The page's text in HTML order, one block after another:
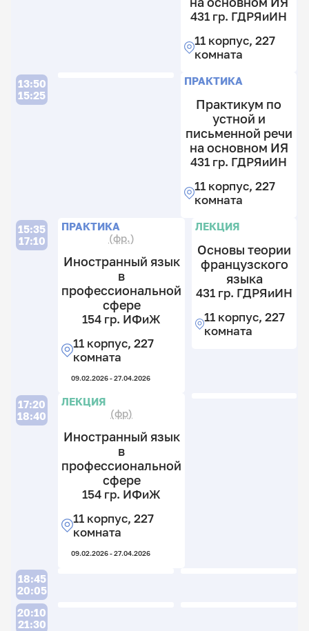
431 гр. ГДРЯиИН
11 корпус, 227
комната
13:50
15:25
ПРАКТИКА
Практикум по
устной и
письменной речи
на основном ИЯ
431 гр. ГДРЯиИН
11 корпус, 227
комната
15:35
17:10
ПРАКТИКА
(фр.)
Иностранный язык
в
профессиональной
сфере
154 гр. ИФиЖ
11 корпус, 227
комната
09.02.2026 - 27.04.2026
ЛЕКЦИЯ
Основы теории
французского
языка
431 гр. ГДРЯиИН
11 корпус, 227
комната
17:20
18:40
ЛЕКЦИЯ
(фр)
Иностранный язык
в
профессиональной
сфере
154 гр. ИФиЖ
11 корпус, 227
комната
09.02.2026 - 27.04.2026
18:45
20:05
20:10
21:30